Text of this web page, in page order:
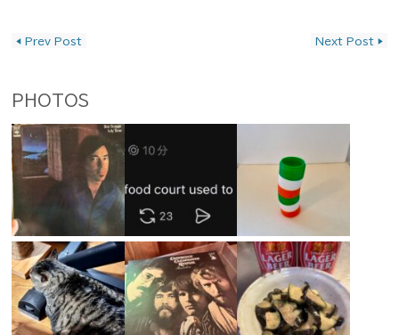
◀ Prev Post Next Post ▶
PHOTOS